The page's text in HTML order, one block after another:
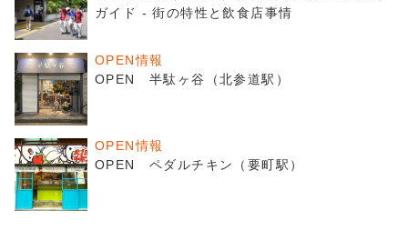
ガイド - 街の特性と飲食店事情
OPEN情報
OPEN 半駄ヶ谷（北参道駅）
OPEN情報
OPEN ペダルチキン（要町駅）